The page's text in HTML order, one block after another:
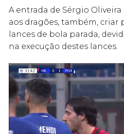
A entrada de Sérgio
aos dragões, também, criar
lances de bola parada,
na execução destes lances.